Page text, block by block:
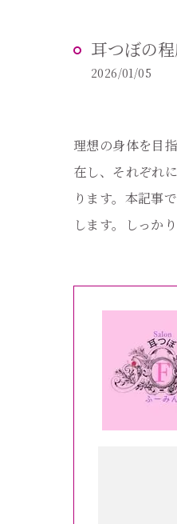
耳つぼの
2026/01/05
理想の身体を目
在し、それぞれ
ります。本記事
します。しっか